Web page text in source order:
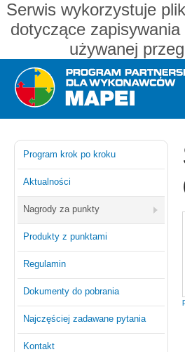
Serwis wykorzystuje
dotyczące
używanej
Program krok po kroku
Aktualności
Nagrody za punkty
Produkty z punktami
Regulamin
Dokumenty do pobrania
Najczęściej zadawane pytania
Kontakt